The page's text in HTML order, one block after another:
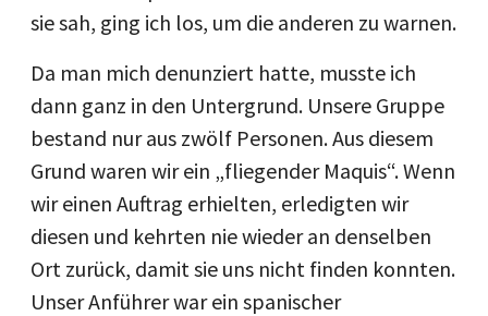
sie sah, ging ich los, um die anderen zu warnen.
Da man mich denunziert hatte, musste ich
dann ganz in den Untergrund. Unsere Gruppe
bestand nur aus zwölf Personen. Aus diesem
Grund waren wir ein „fliegender Maquis“. Wenn
wir einen Auftrag erhielten, erledigten wir
diesen und kehrten nie wieder an denselben
Ort zurück, damit sie uns nicht finden konnten.
Unser Anführer war ein spanischer